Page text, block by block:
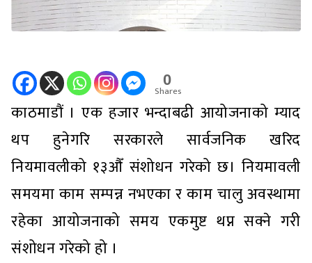
0
Shares
काठमाडौं । एक हजार भन्दाबढी आयोजनाको म्याद
थप हुनेगरि सरकारले सार्वजनिक खरिद
नियमावलीको १३औँ संशोधन गरेको छ। नियमावली
समयमा काम सम्पन्न नभएका र काम चालु अवस्थामा
रहेका आयोजनाको समय एकमुष्ट थप्न सक्ने गरी
संशोधन गरेको हो ।